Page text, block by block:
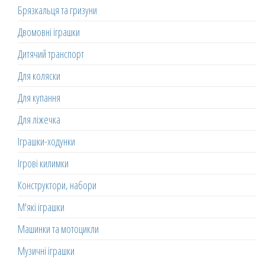
Брязкальця та гризуни
Двомовні іграшки
Дитячий транспорт
Для коляски
Для купання
Для ліжечка
Іграшки-ходунки
Ігрові килимки
Конструктори, набори
М'які іграшки
Машинки та мотоцикли
Музичні іграшки